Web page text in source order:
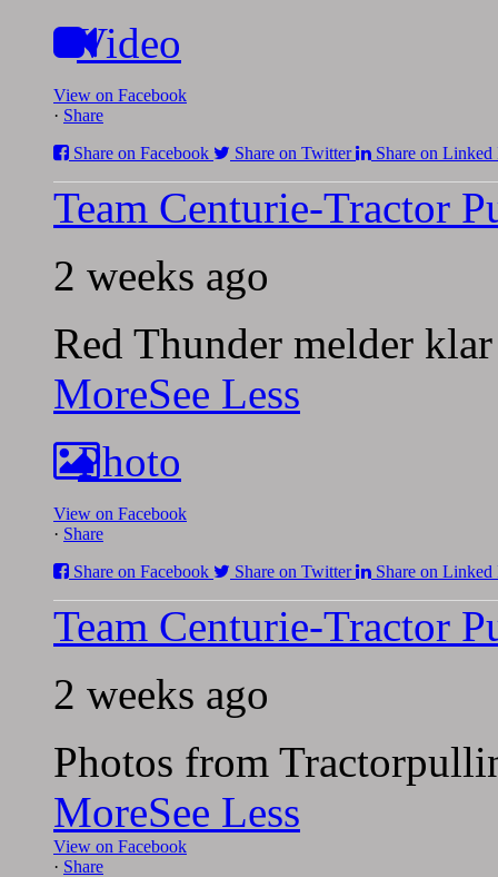
Video
View on Facebook
· Share
Share on Facebook
Share on Twitter Share on Linked
Team Centurie-Tractor
2 weeks ago
Red Thunder melder
MoreSee Less
Photo
View on Facebook
· Share
Share on Facebook
Share on Twitter Share on Linked
Team Centurie-Tractor
2 weeks ago
Photos from
MoreSee Less
View on Facebook
· Share